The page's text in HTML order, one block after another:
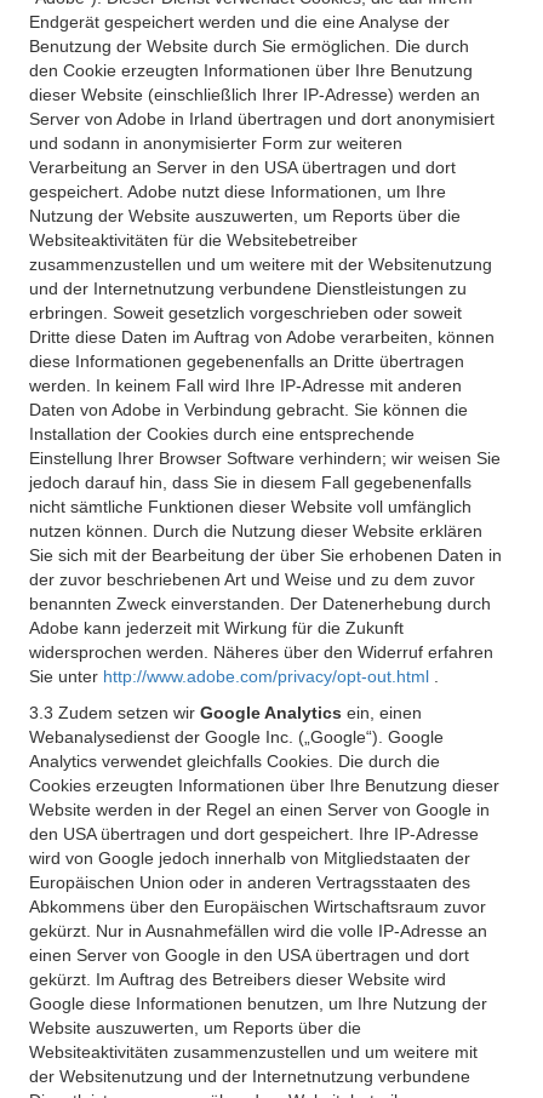
Endgerät gespeichert werden und die eine Analyse der
Benutzung der Website durch Sie ermöglichen. Die durch
den Cookie erzeugten Informationen über Ihre Benutzung
dieser Website (einschließlich Ihrer IP-Adresse) werden an
Server von Adobe in Irland übertragen und dort anonymisiert
und sodann in anonymisierter Form zur weiteren
Verarbeitung an Server in den USA übertragen und dort
gespeichert. Adobe nutzt diese Informationen, um Ihre
Nutzung der Website auszuwerten, um Reports über die
Websiteaktivitäten für die Websitebetreiber
zusammenzustellen und um weitere mit der Websitenutzung
und der Internetnutzung verbundene Dienstleistungen zu
erbringen. Soweit gesetzlich vorgeschrieben oder soweit
Dritte diese Daten im Auftrag von Adobe verarbeiten, können
diese Informationen gegebenenfalls an Dritte übertragen
werden. In keinem Fall wird Ihre IP-Adresse mit anderen
Daten von Adobe in Verbindung gebracht. Sie können die
Installation der Cookies durch eine entsprechende
Einstellung Ihrer Browser Software verhindern; wir weisen Sie
jedoch darauf hin, dass Sie in diesem Fall gegebenenfalls
nicht sämtliche Funktionen dieser Website voll umfänglich
nutzen können. Durch die Nutzung dieser Website erklären
Sie sich mit der Bearbeitung der über Sie erhobenen Daten in
der zuvor beschriebenen Art und Weise und zu dem zuvor
benannten Zweck einverstanden. Der Datenerhebung durch
Adobe kann jederzeit mit Wirkung für die Zukunft
widersprochen werden. Näheres über den Widerruf erfahren
Sie unter http://www.adobe.com/privacy/opt-out.html
3.3 Zudem setzen wir Google Analytics ein, einen
Webanalysedienst der Google Inc. („Google“). Google
Analytics verwendet gleichfalls Cookies. Die durch die
Cookies erzeugten Informationen über Ihre Benutzung dieser
Website werden in der Regel an einen Server von Google in
den USA übertragen und dort gespeichert. Ihre IP-Adresse
wird von Google jedoch innerhalb von Mitgliedstaaten der
Europäischen Union oder in anderen Vertragsstaaten des
Abkommens über den Europäischen Wirtschaftsraum zuvor
gekürzt. Nur in Ausnahmefällen wird die volle IP-Adresse an
einen Server von Google in den USA übertragen und dort
gekürzt. Im Auftrag des Betreibers dieser Website wird
Google diese Informationen benutzen, um Ihre Nutzung der
Website auszuwerten, um Reports über die
Websiteaktivitäten zusammenzustellen und um weitere mit
der Websitenutzung und der Internetnutzung verbundene